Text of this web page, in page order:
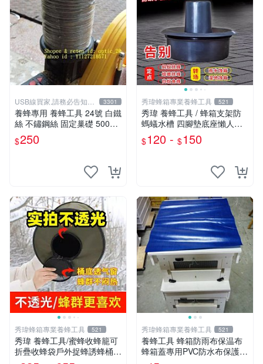
USB線買家,請務必告知相
機型號
3301
養蜂專用 養蜂工具 24號 白鐵
絲 不鏽鋼絲 固定巢礎 500g
鋼絲 另有 防蜂衣 防叮手套
燻煙器 巢礎 搖蜜機
$250
秀瑋蜂箱專業養蜂工具 521
秀瑋 養蜂工具 / 蜂箱支架防
螞蟻水槽 四腳墊底座懶人養
蜜蜂場用俱 全套驅趕白蟻工
具
$120 - $150
秀瑋蜂箱專業養蜂工具 521
秀瑋 養蜂工具/蜜蜂收蜂籠可
折疊收蜂袋戶外捉蜂誘蜂桶加
秀瑋蜂箱專業養蜂工具 521
養蜂工具 蜂箱防雨布保温布
蜂箱蓋專用PVC防水布保護箱